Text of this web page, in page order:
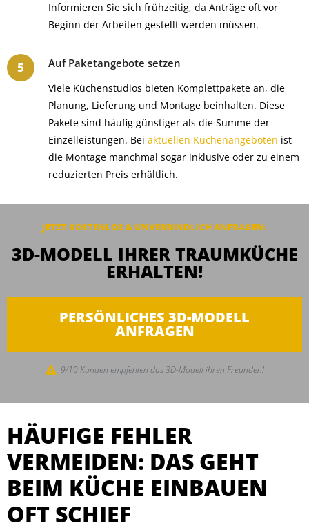
Informieren Sie sich frühzeitig, da Anträge oft vor
Beginn der Arbeiten gestellt werden müssen.
Auf Paketangebote setzen
Viele Küchenstudios bieten Komplettpakete an, die
Planung, Lieferung und Montage beinhalten. Diese
Pakete sind häufig günstiger als die Summe der
Einzelleistungen. Bei aktuellen Küchenangeboten ist
die Montage manchmal sogar inklusive oder zu einem
reduzierten Preis erhältlich.
JETZT KOSTENLOS & UNVERBINDLICH ANFRAGEN:
3D-MODELL IHRER TRAUMKÜCHE
ERHALTEN!
PERSÖNLICHES 3D-MODELL
ANFRAGEN
9/10 Kunden empfehlen das 3D-Modell ihren Freunden!
HÄUFIGE FEHLER
VERMEIDEN: DAS GEHT
BEIM KÜCHE EINBAUEN
OFT SCHIEF